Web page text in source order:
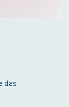
das